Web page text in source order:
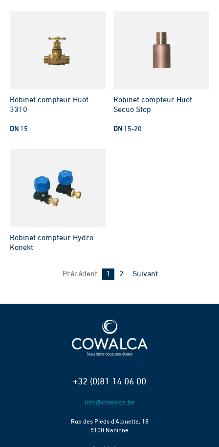
Robinet compteur Huot
3310
DN 15
Robinet compteur Huot
Secuo Stop
DN 15-20
Robinet compteur Hydro
Konekt
Précédent Page
1 Page
2 Suivant
+32 (0)81 14 06 00
Rue des Pieds d’Alouette, 18
5100 Naninne